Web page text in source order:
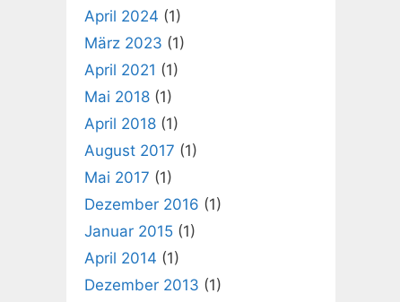
April 2024 (1)
März 2023 (1)
April 2021 (1)
Mai 2018 (1)
April 2018 (1)
August 2017 (1)
Mai 2017 (1)
Dezember 2016 (1)
Januar 2015 (1)
April 2014 (1)
Dezember 2013 (1)